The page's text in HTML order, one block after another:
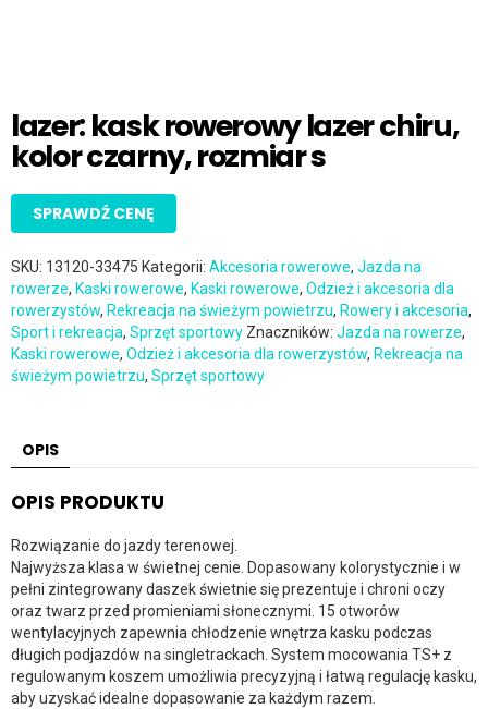
lazer: kask rowerowy lazer chiru,
kolor czarny, rozmiar s
SPRAWDŹ CENĘ
SKU: 13120-33475 Kategorii: Akcesoria rowerowe, Jazda na
rowerze, Kaski rowerowe, Kaski rowerowe, Odzież i akcesoria dla
rowerzystów, Rekreacja na świeżym powietrzu, Rowery i akcesoria,
Sport i rekreacja, Sprzęt sportowy Znaczników: Jazda na rowerze,
Kaski rowerowe, Odzież i akcesoria dla rowerzystów, Rekreacja na
świeżym powietrzu, Sprzęt sportowy
OPIS
OPIS PRODUKTU
Rozwiązanie do jazdy terenowej.
Najwyższa klasa w świetnej cenie. Dopasowany kolorystycznie i w
pełni zintegrowany daszek świetnie się prezentuje i chroni oczy
oraz twarz przed promieniami słonecznymi. 15 otworów
wentylacyjnych zapewnia chłodzenie wnętrza kasku podczas
długich podjazdów na singletrackach. System mocowania TS+ z
regulowanym koszem umożliwia precyzyjną i łatwą regulację kasku,
aby uzyskać idealne dopasowanie za każdym razem.